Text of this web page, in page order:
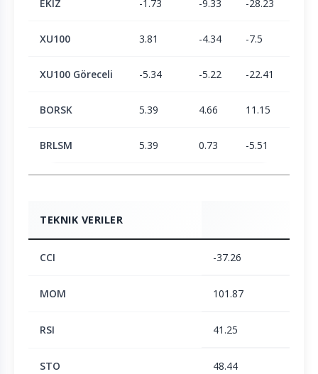
EKIZ -1.73 -9.33 -28.23
XU100 3.81 -4.34 -7.5
XU100 Göreceli -5.34 -5.22 -22.41
BORSK 5.39 4.66 11.15
BRLSM 5.39 0.73 -5.51
TEKNIK VERILER
CCI -37.26
MOM 101.87
RSI 41.25
STO 48.44